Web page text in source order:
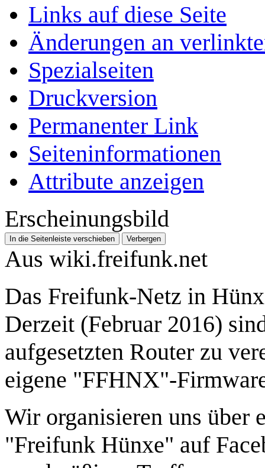
Links auf diese Seite
Änderungen an
Spezialseiten
Druckversion
Permanenter Link
Seiten­­informationen
Attribute anzeigen
Erscheinungsbild
In die Seitenleiste verschieben Verbergen
Aus wiki.freifunk.net
Das Freifunk-Netz in
Derzeit (Februar 2016)
aufgesetzten Router zu
eigene "FFHNX"-
Wir organisieren uns über
"Freifunk Hünxe" auf